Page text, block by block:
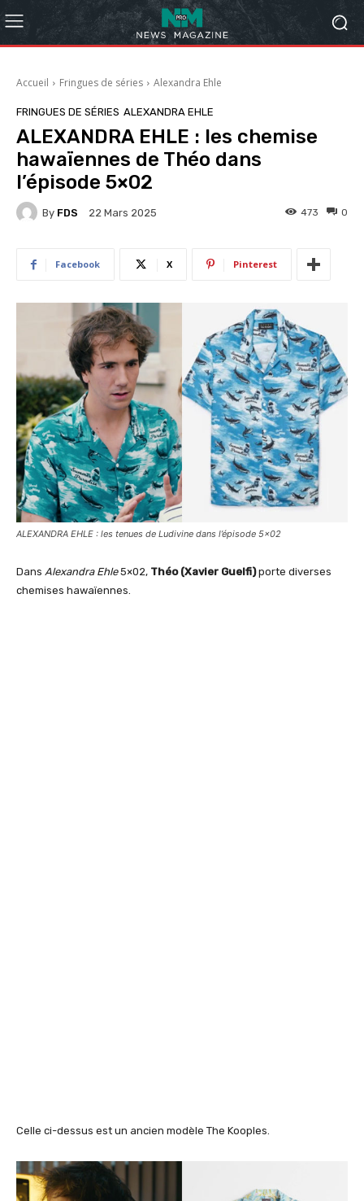
Accueil Fringues de séries Alexandra Ehle
FRINGUES DE SÉRIES ALEXANDRA EHLE
ALEXANDRA EHLE : les chemise
hawaïennes de Théo dans
l’épisode 5×02
By FDS 22 Mars 2025 0
473
Facebook X Pinterest
ALEXANDRA EHLE : les tenues de Ludivine dans l’épisode 5×02
Dans Alexandra Ehle5×02, Théo (Xavier Guelfi)porte diverses
chemises hawaïennes.
Celle ci-dessus est un ancien modèle The Kooples.